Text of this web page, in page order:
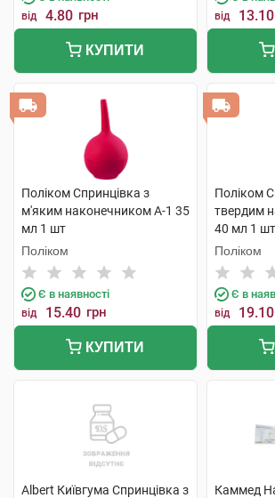
від 4.80 грн
КУПИТИ
від 13.10
Поліком Спринцівка з
м'яким наконечником А-1 35
мл 1 шт
Поліком
Є в наявності
від 15.40 грн
КУПИТИ
Поліком
твердим
40 мл 1 шт
Поліком
Є в
від 19.10
Albert Київгума Спринцівка з
Каммед